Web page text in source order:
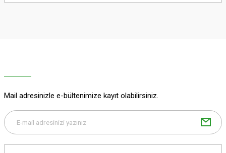
Bu ürüne benzer farklı alternatifler olmalı.
Mail adresinizle e-bültenimize kayıt olabilirsiniz.